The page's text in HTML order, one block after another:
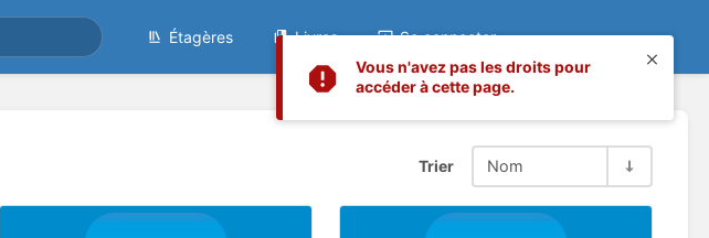
Vous n'avez pas les droits pour
accéder à cette page.
Étagères Livres Se connecter
Trier Nom